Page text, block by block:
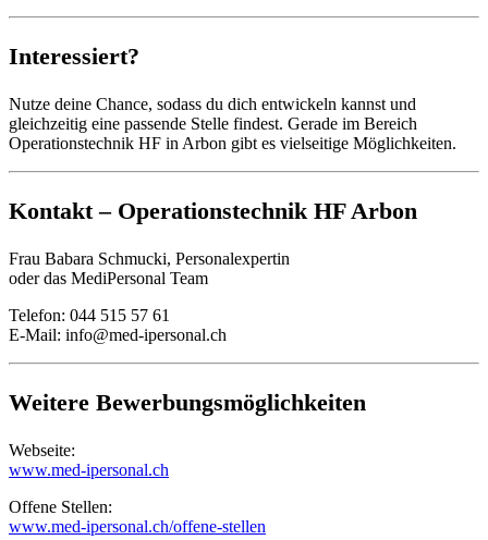
Interessiert?
Nutze deine Chance, sodass du dich entwickeln kannst und
gleichzeitig eine passende Stelle findest. Gerade im Bereich
Operationstechnik HF in Arbon gibt es vielseitige Möglichkeiten.
Kontakt – Operationstechnik HF Arbon
Frau Babara Schmucki, Personalexpertin
oder das MediPersonal Team
Telefon: 044 515 57 61
E-Mail: info@med-ipersonal.ch
Weitere Bewerbungsmöglichkeiten
Webseite:
www.med-ipersonal.ch
Offene Stellen:
www.med-ipersonal.ch/offene-stellen